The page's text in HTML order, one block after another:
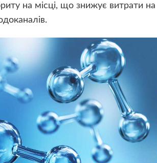
на місці, що знижує витрати на